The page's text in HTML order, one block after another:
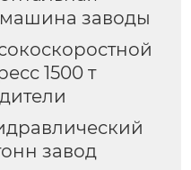
машина заводы
1500 т
завод